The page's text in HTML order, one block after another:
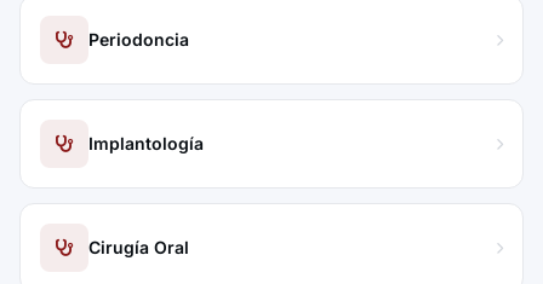
Periodoncia
Implantología
Cirugía Oral